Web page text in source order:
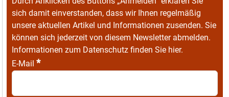
sich damit einverstanden, dass wir Ihnen regelmäßig
unsere aktuellen Artikel und Informationen zusenden. Sie
können sich jederzeit von diesem Newsletter abmelden.
Informationen zum Datenschutz finden Sie hier.
E-Mail *